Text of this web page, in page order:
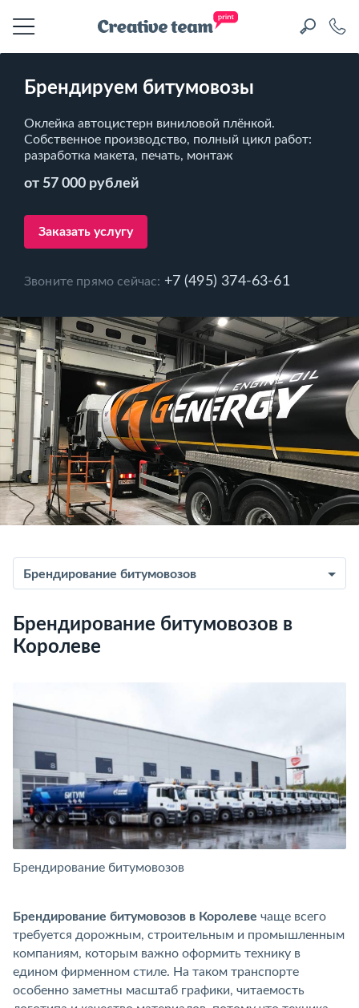
Брендируем битумовозы
Оклейка автоцистерн виниловой плёнкой.
Собственное производство, полный цикл работ:
разработка макета, печать, монтаж
от 57 000 рублей
Заказать услугу
Звоните прямо сейчас: +7 (495) 374-63-61
Брендирование битумовозов
Брендирование битумовозов в
Королеве
Брендирование битумовозов
Брендирование битумовозов в Королеве чаще всего
требуется дорожным, строительным и промышленным
компаниям, которым важно оформить технику в
едином фирменном стиле. На таком транспорте
особенно заметны масштаб графики, читаемость